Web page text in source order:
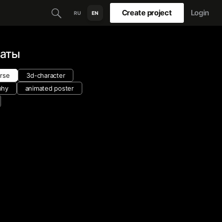
RU EN Create project Login
3d-character
animated poster